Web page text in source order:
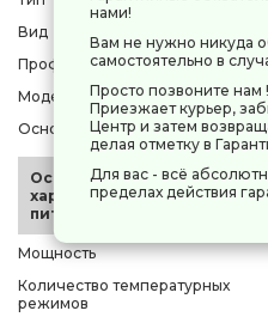
Вид
Профессиональный фен
Модель
Основной цвет
Основные
характеристики и
питание
Мощность
Количество температурных
режимов
нами!
Вам не нужно никуда
самостоятельно в
Просто позвоните нам !
Приезжает курьер,
Центр и затем
делая отметку в
Для вас - всё
пределах действия